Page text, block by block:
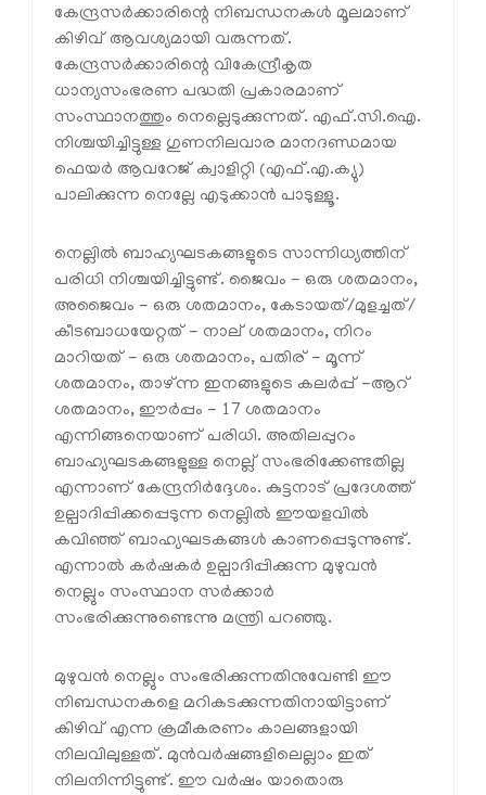
കേന്ദ്രസർക്കാരിന്റെ നിബന്ധനകൾ മൂലമാണ്
കിഴിവ് ആവശ്യമായി വരുന്നത്.
കേന്ദ്രസർക്കാരിന്റെ വികേന്ദ്രീകൃത
ധാന്യസംഭരണ പദ്ധതി പ്രകാരമാണ്
സംസ്ഥാനത്തും നെല്ലെടുക്കുന്നത്. എഫ്.സി.ഐ.
നിശ്ചയിച്ചിട്ടുള്ള ഗുണനിലവാര മാനദണ്ഡമായ
ഫെയർ ആവറേജ് ക്വാളിറ്റി (എഫ്.എ.ക്യു)
പാലിക്കുന്ന നെല്ലേ എടുക്കാൻ പാടുള്ളൂ.
നെല്ലിൽ ബാഹ്യഘടകങ്ങളുടെ സാന്നിധ്യത്തിന്
പരിധി നിശ്ചയിച്ചിട്ടുണ്ട്. ജൈവം - ഒരു ശതമാനം,
അജൈവം - ഒരു ശതമാനം, കേടായത്/മുളച്ചത്/
കീടബാധയേറ്റത് - നാല് ശതമാനം, നിറം
മാറിയത് - ഒരു ശതമാനം, പതിര് - മൂന്ന്
ശതമാനം, താഴ്ന്ന ഇനങ്ങളുടെ കലർപ്പ് -ആറ്
ശതമാനം, ഈർപ്പം - 17 ശതമാനം
എന്നിങ്ങനെയാണ് പരിധി. അതിലപ്പുറം
ബാഹ്യഘടകങ്ങളുള്ള നെല്ല് സംഭരിക്കേണ്ടതില്ല
എന്നാണ് കേന്ദ്രനിർദ്ദേശം. കുട്ടനാട് പ്രദേശത്ത്
ഉല്പാദിപ്പിക്കപ്പെടുന്ന നെല്ലിൽ ഈയളവിൽ
കവിഞ്ഞ് ബാഹ്യഘടകങ്ങൾ കാണപ്പെടുന്നുണ്ട്.
എന്നാൽ കർഷകർ ഉല്പാദിപ്പിക്കുന്ന മുഴുവൻ
നെല്ലും സംസ്ഥാന സർക്കാർ
സംഭരിക്കുന്നുണ്ടെന്നു മന്ത്രി പറഞ്ഞു.
മുഴുവൻ നെല്ലും സംഭരിക്കുന്നതിനുവേണ്ടി ഈ
നിബന്ധനകളെ മറികടക്കുന്നതിനായിട്ടാണ്
കിഴിവ് എന്ന ക്രമീകരണം കാലങ്ങളായി
നിലവിലുള്ളത്. മുൻവർഷങ്ങളിലെല്ലാം ഇത്
നിലനിന്നിട്ടുണ്ട്. ഈ വർഷം യാതൊരു